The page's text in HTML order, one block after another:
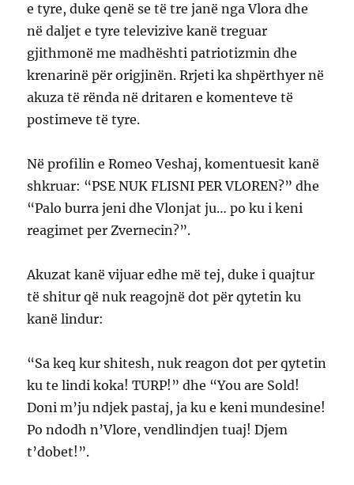
e tyre, duke qenë se të tre janë nga Vlora dhe
në daljet e tyre televizive kanë treguar
gjithmonë me madhështi patriotizmin dhe
krenarinë për origjinën. Rrjeti ka shpërthyer në
akuza të rënda në dritaren e komenteve të
postimeve të tyre.
Në profilin e Romeo Veshaj, komentuesit kanë
shkruar: “PSE NUK FLISNI PER VLOREN?” dhe
“Palo burra jeni dhe Vlonjat ju… po ku i keni
reagimet per Zvernecin?”.
Akuzat kanë vijuar edhe më tej, duke i quajtur
të shitur që nuk reagojnë dot për qytetin ku
kanë lindur:
“Sa keq kur shitesh, nuk reagon dot per qytetin
ku te lindi koka! TURP!” dhe “You are Sold!
Doni m’ju ndjek pastaj, ja ku e keni mundesine!
Po ndodh n’Vlore, vendlindjen tuaj! Djem
t’dobet!”.